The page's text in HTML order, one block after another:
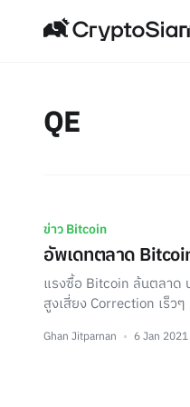
QE
ข่าว Bitcoin
อัพเดทตลาด
แรงซื้อ Bitcoin ล้นตลาด
สูงเสี่ยง Correction เร็ว
Ghan Jitparnan 6 Jan 2021